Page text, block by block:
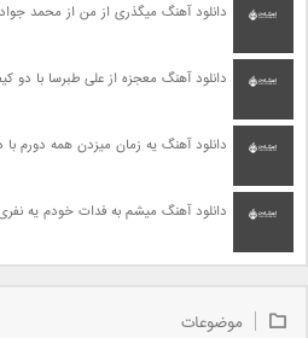
دانلود آهنگ میگذری از من از محمد
دانلود آهنگ معجزه از علی طبرسا با دو
دانلود آهنگ یه زمان میزدن همه دورم
دانلود آهنگ میشم به فدات خودم یه
موضوعات